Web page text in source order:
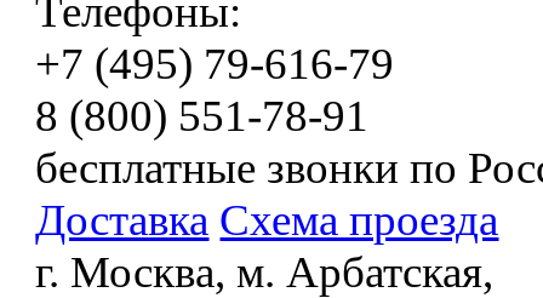
Телефоны:
+7 (495) 79-616-79
8 (800) 551-78-91
бесплатные звонки по
Доставка Схема проезда
г. Москва, м. Арбатская,